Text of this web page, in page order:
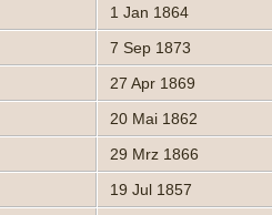
1 Jan 1864
7 Sep 1873
27 Apr 1869
20 Mai 1862
29 Mrz 1866
19 Jul 1857